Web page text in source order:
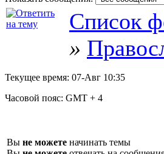
Список
»
Текущее время: 07-Авг 10:35
Часовой пояс: GMT + 4
Вы не можете начинать темы